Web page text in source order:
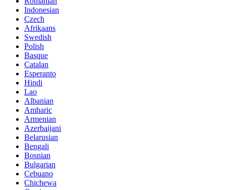
Indonesian
Czech
Afrikaans
Swedish
Polish
Basque
Catalan
Esperanto
Hindi
Lao
Albanian
Amharic
Armenian
Azerbaijani
Belarusian
Bengali
Bosnian
Bulgarian
Cebuano
Chichewa